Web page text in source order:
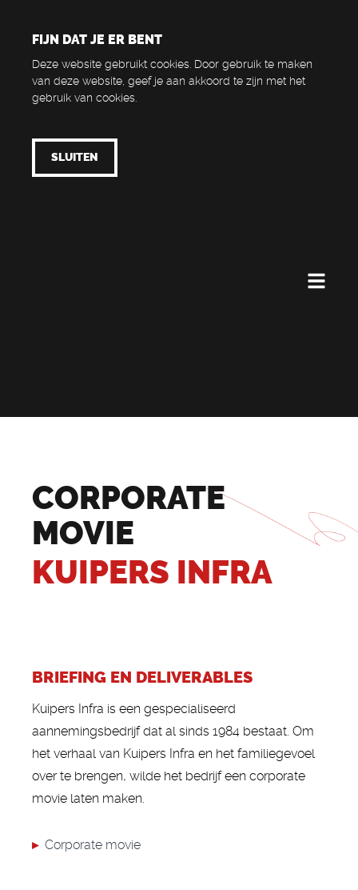
FIJN DAT JE ER BENT
Deze website gebruikt cookies. Door gebruik te maken
van deze website, geef je aan akkoord te zijn met het
gebruik van cookies.
SLUITEN
CORPORATE
MOVIE
KUIPERS INFRA
BRIEFING EN DELIVERABLES
Kuipers Infra is een gespecialiseerd
aannemingsbedrijf dat al sinds 1984 bestaat. Om
het verhaal van Kuipers Infra en het familiegevoel
over te brengen, wilde het bedrijf een corporate
movie laten maken.
▸ Corporate movie